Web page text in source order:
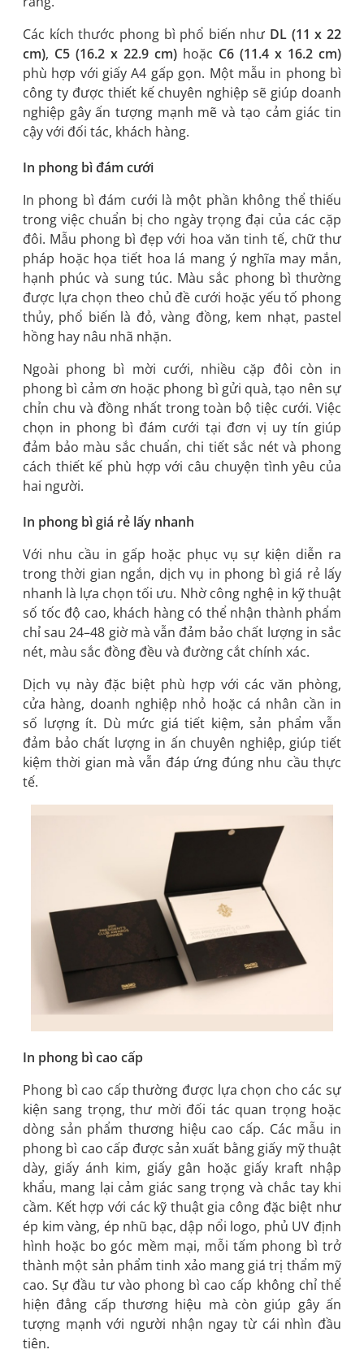
Các kích thước phong bì phổ biến như DL (11 x 22
cm), C5 (16.2 x 22.9 cm) hoặc C6 (11.4 x 16.2 cm)
phù hợp với giấy A4 gấp gọn. Một mẫu in phong bì
công ty được thiết kế chuyên nghiệp sẽ giúp doanh
nghiệp gây ấn tượng mạnh mẽ và tạo cảm giác tin
cậy với đối tác, khách hàng.
In phong bì đám cưới
In phong bì đám cưới là một phần không thể thiếu
trong việc chuẩn bị cho ngày trọng đại của các cặp
đôi. Mẫu phong bì đẹp với hoa văn tinh tế, chữ thư
pháp hoặc họa tiết hoa lá mang ý nghĩa may mắn,
hạnh phúc và sung túc. Màu sắc phong bì thường
được lựa chọn theo chủ đề cưới hoặc yếu tố phong
thủy, phổ biến là đỏ, vàng đồng, kem nhạt, pastel
hồng hay nâu nhã nhặn.
Ngoài phong bì mời cưới, nhiều cặp đôi còn in
phong bì cảm ơn hoặc phong bì gửi quà, tạo nên sự
chỉn chu và đồng nhất trong toàn bộ tiệc cưới. Việc
chọn in phong bì đám cưới tại đơn vị uy tín giúp
đảm bảo màu sắc chuẩn, chi tiết sắc nét và phong
cách thiết kế phù hợp với câu chuyện tình yêu của
hai người.
In phong bì giá rẻ lấy nhanh
Với nhu cầu in gấp hoặc phục vụ sự kiện diễn ra
trong thời gian ngắn, dịch vụ in phong bì giá rẻ lấy
nhanh là lựa chọn tối ưu. Nhờ công nghệ in kỹ thuật
số tốc độ cao, khách hàng có thể nhận thành phẩm
chỉ sau 24–48 giờ mà vẫn đảm bảo chất lượng in sắc
nét, màu sắc đồng đều và đường cắt chính xác.
Dịch vụ này đặc biệt phù hợp với các văn phòng,
cửa hàng, doanh nghiệp nhỏ hoặc cá nhân cần in
số lượng ít. Dù mức giá tiết kiệm, sản phẩm vẫn
đảm bảo chất lượng in ấn chuyên nghiệp, giúp tiết
kiệm thời gian mà vẫn đáp ứng đúng nhu cầu thực
tế.
In phong bì cao cấp
Phong bì cao cấp thường được lựa chọn cho các sự
kiện sang trọng, thư mời đối tác quan trọng hoặc
dòng sản phẩm thương hiệu cao cấp. Các mẫu in
phong bì cao cấp được sản xuất bằng giấy mỹ thuật
dày, giấy ánh kim, giấy gân hoặc giấy kraft nhập
khẩu, mang lại cảm giác sang trọng và chắc tay khi
cầm. Kết hợp với các kỹ thuật gia công đặc biệt như
ép kim vàng, ép nhũ bạc, dập nổi logo, phủ UV định
hình hoặc bo góc mềm mại, mỗi tấm phong bì trở
thành một sản phẩm tinh xảo mang giá trị thẩm mỹ
cao. Sự đầu tư vào phong bì cao cấp không chỉ thể
hiện đẳng cấp thương hiệu mà còn giúp gây ấn
tượng mạnh với người nhận ngay từ cái nhìn đầu
tiên.